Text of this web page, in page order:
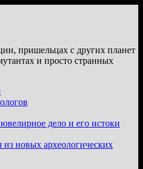
пришельцах с других планет
и просто странных
дело и его истоки
новых археологических